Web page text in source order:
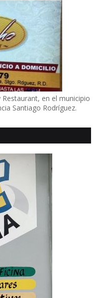
en el municipio
Santiago Rodríguez.